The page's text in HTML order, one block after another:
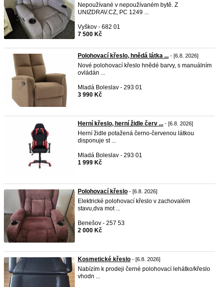
Nepoužívané v nepoužívaném bytě. Z
UNIZDRAV.CZ, PC 1249 ...
Vyškov - 682 01
7 500 Kč
Polohovací křeslo, hnědá látka ... - [6.8. 2026]
Nové polohovací křeslo hnědé barvy, s manuálním
ovládán ...
Mladá Boleslav - 293 01
3 990 Kč
Herní křeslo, herní židle červ ... - [6.8. 2026]
Herní židle potažená černo-červenou látkou
disponuje st ...
Mladá Boleslav - 293 01
1 999 Kč
Polohovací křeslo - [6.8. 2026]
Elektrické polohovací křeslo v zachovalém
stavu,dva mot ...
Benešov - 257 53
2 000 Kč
Kosmetické křeslo - [6.8. 2026]
Nabízím k prodeji černé polohovací lehátko/křeslo
vhodn ...